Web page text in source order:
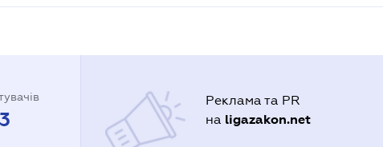
Реклама та PR
на ligazakon.net